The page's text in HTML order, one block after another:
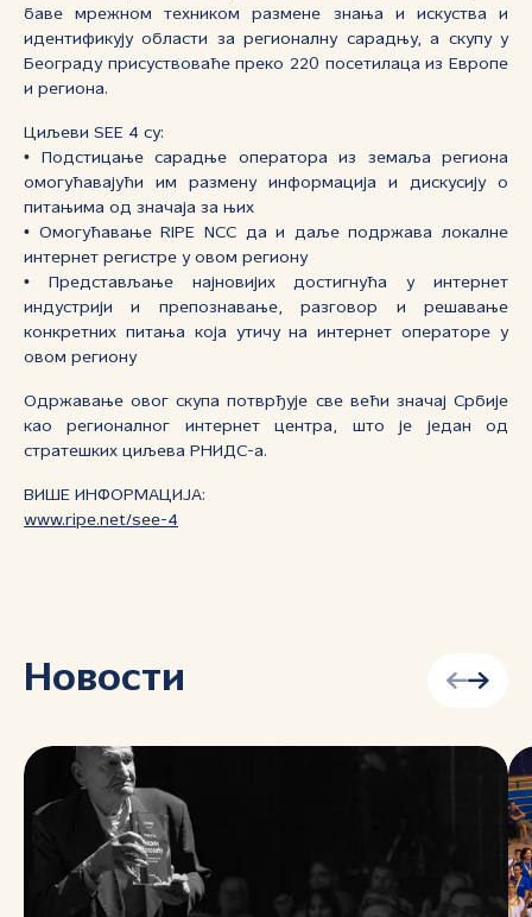
баве мрежном техником размене знања и искуства и
идентификују области за регионалну сарадњу, а скупу у
Београду присуствоваће преко 220 посетилаца из Европе
и региона.
Циљеви SEE 4 су:
• Подстицање сарадње оператора из земаља региона
омогућавајући им размену информација и дискусију о
питањима од значаја за њих
• Омогућавање RIPE NCC да и даље подржава локалне
интернет регистре у овом региону
• Представљање најновијих достигнућа у интернет
индустрији и препознавање, разговор и решавање
конкретних питања која утичу на интернет операторе у
овом региону
Одржавање овог скупа потврђује све већи значај Србије
као регионалног интернет центра, што је један од
стратешких циљева РНИДС-а.
ВИШЕ ИНФОРМАЦИЈА:
www.ripe.net/see-4
Новости